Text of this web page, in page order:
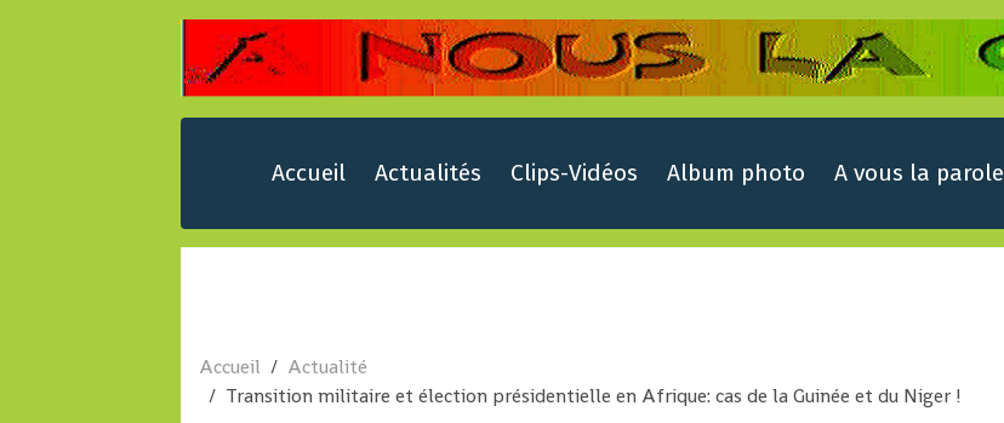
Accueil Actualités Clips-Vidéos Album photo A vous la parole
Accueil
Actualité
Transition militaire et élection présidentielle en Afrique: cas de la Guinée et du Niger !